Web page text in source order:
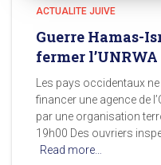
ACTUALITE JUIVE
Guerre Hamas-
fermer
Les pays occidentaux
financer une agence de
par une organisation
19h00 Des ouvriers
Read more…